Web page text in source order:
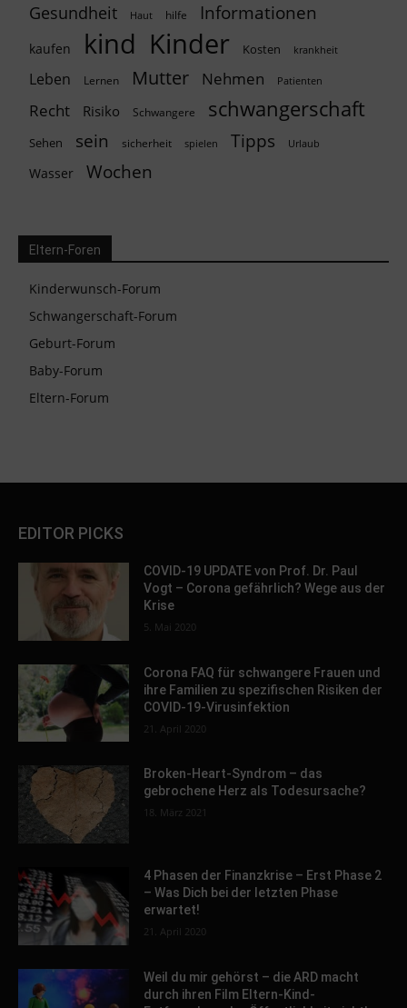
Gesundheit
Haut hilfe Informationen
kaufen kind Kinder Kosten krankheit
Leben Lernen Mutter Nehmen Patienten
Recht Risiko Schwangere schwangerschaft
Sehen sein sicherheit spielen Tipps Urlaub
Wasser Wochen
Eltern-Foren
Kinderwunsch-Forum
Schwangerschaft-Forum
Geburt-Forum
Baby-Forum
Eltern-Forum
EDITOR PICKS
COVID-19 UPDATE von Prof. Dr. Paul
Vogt – Corona gefährlich? Wege aus der
Krise
5. Mai 2020
Corona FAQ für schwangere Frauen und
ihre Familien zu spezifischen Risiken der
COVID-19-Virusinfektion
21. April 2020
Broken-Heart-Syndrom – das
gebrochene Herz als Todesursache?
18. März 2021
4 Phasen der Finanzkrise – Erst Phase 2
– Was Dich bei der letzten Phase
erwartet!
21. April 2020
Weil du mir gehörst – die ARD macht
durch ihren Film Eltern-Kind-